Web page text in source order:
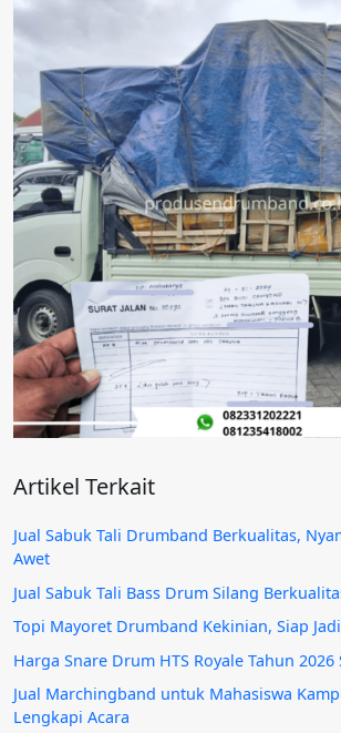
Artikel Terkait
Jual Sabuk Tali Drumband Berkualitas,
Awet
Jual Sabuk Tali Bass Drum Silang
Topi Mayoret Drumband Kekinian, Siap
Harga Snare Drum HTS Royale Tahun 2026
Jual Marchingband untuk Mahasiswa
Lengkapi Acara